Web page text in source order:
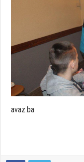
avaz.ba